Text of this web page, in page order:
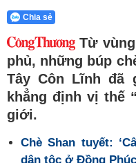
Chia sẻ
Từ
phủ, những búp
Tây Côn Lĩnh đã
khẳng định vị thế
giới.
Chè Shan tuyết:
dân tộc ở Đồng Phúc